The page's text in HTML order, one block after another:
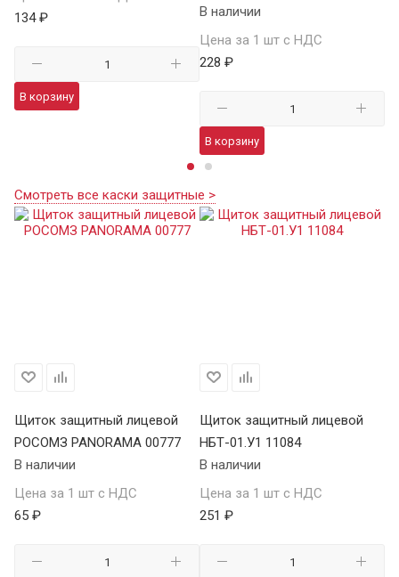
134 ₽
В корзину
В наличии
Цена за 1 шт с НДС
228 ₽
В корзину
Смотреть все каски защитные >
Щиток защитный лицевой
РОСОМЗ PANORAMA 00777
В наличии
Цена за 1 шт с НДС
65 ₽
Щиток защитный лицевой
НБТ-01.У1 11084
В наличии
Цена за 1 шт с НДС
251 ₽